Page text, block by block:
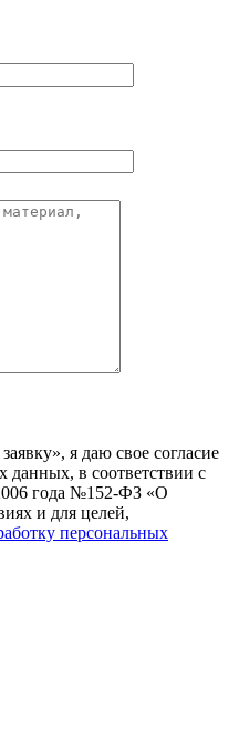
я даю свое согласие
данных, в соответствии с
года №152-ФЗ «О
и для целей,
персональных